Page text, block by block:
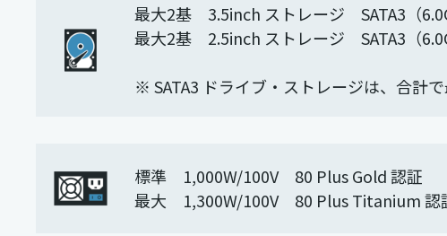
最大2基 3.5inch ストレージ SATA3（
最大2基 2.5inch ストレージ SATA3（
※ SATA3 ドライブ・ストレージは、合計で
標準 1,000W/100V 80 Plus Gold 認証
最大 1,300W/100V 80 Plus Titanium 認